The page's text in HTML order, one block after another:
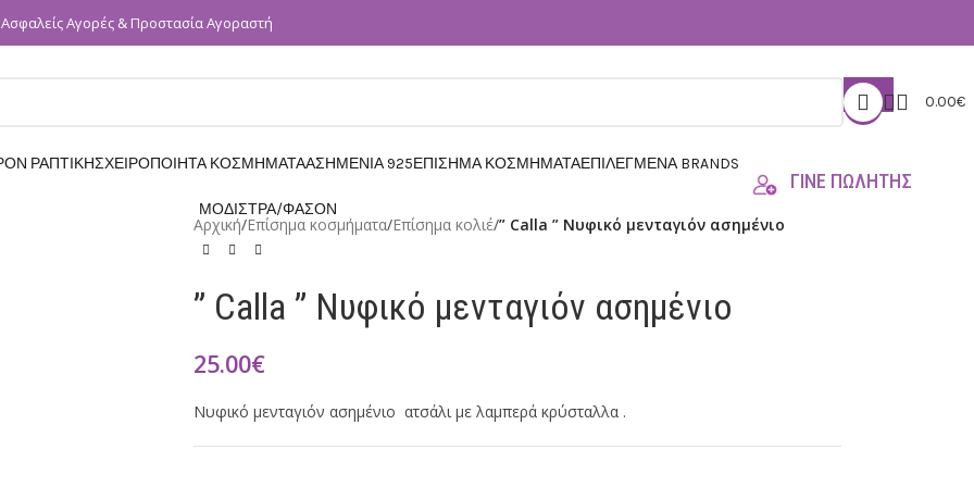
Ασφαλείς Αγορές & Προστασία Αγοραστή
0.00€
ΡΑΠΤΙΚΗΣΧΕΙΡΟΠΟΙΗΤΑ ΚΟΣΜΗΜΑΤΑΑΣΗΜΕΝΙΑ 925ΕΠΙΣΗΜΑ ΚΟΣΜΗΜΑΤΑΕΠΙΛΕΓΜΕΝΑ BRANDS
ΜΟΔΙΣΤΡΑ/ΦΑΣΟΝ
ΓΙΝΕ ΠΩΛΗΤΗΣ
Αρχική/Επίσημα κοσμήματα/Επίσημα κολιέ/” Calla ” Νυφικό μενταγιόν ασημένιο
” Calla ” Νυφικό μενταγιόν ασημένιο
25.00€
Νυφικό μενταγιόν ασημένιο ατσάλι με λαμπερά κρύσταλλα .